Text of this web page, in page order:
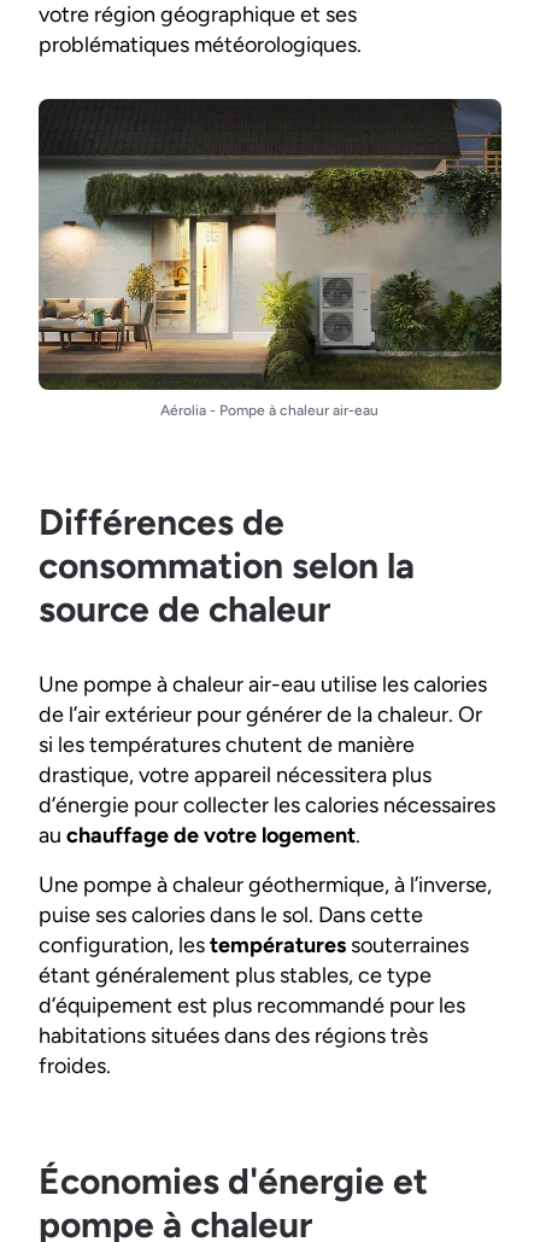
votre région géographique et ses
problématiques météorologiques.
Aérolia - Pompe à chaleur air-eau
Différences de
consommation selon la
source de chaleur
Une pompe à chaleur air-eau utilise les calories
de l’air extérieur pour générer de la chaleur. Or
si les températures chutent de manière
drastique, votre appareil nécessitera plus
d’énergie pour collecter les calories nécessaires
au chauffage de votre logement.
Une pompe à chaleur géothermique, à l’inverse,
puise ses calories dans le sol. Dans cette
configuration, lestempératures souterraines
étant généralement plus stables, ce type
d’équipement est plus recommandé pour les
habitations situées dans des régions très
froides.
Économies d'énergie et
pompe à chaleur